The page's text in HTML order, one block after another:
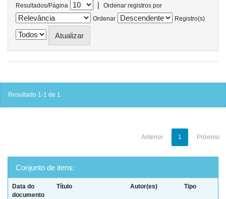
Resultados/Página |
Ordenar registros por
Ordenar
Registro(s)
Resultado 1-1 de 1.
Anterior 1 Próximo
Conjunto de itens:
Data do
documento
Título Autor(es) Tipo